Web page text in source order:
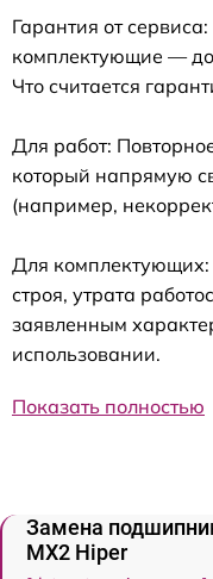
Гарантия от
комплектующие —
Что считается
Для работ:
который напрямую
(например,
Для
строя, утрата
заявленным
использовании.
Показать полностью
Замена
MX2 Hiper